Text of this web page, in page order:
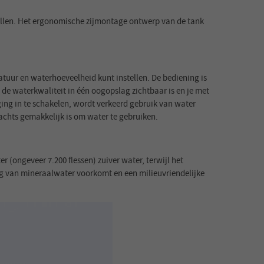
Het ergonomische zijmontage ontwerp van de tank
en waterhoeveelheid kunt instellen. De bediening is
waterkwaliteit in één oogopslag zichtbaar is en je met
in te schakelen, wordt verkeerd gebruik van water
gemakkelijk is om water te gebruiken.
(ongeveer 7.200 flessen) zuiver water, terwijl het
van mineraalwater voorkomt en een milieuvriendelijke